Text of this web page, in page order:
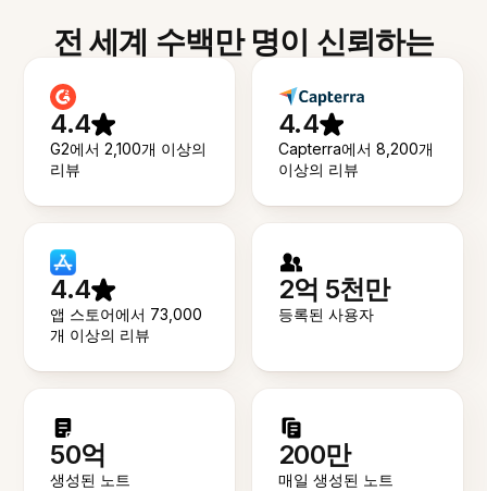
전 세계 수백만 명이 신뢰하는
4.4
G2에서 2,100개 이상의
리뷰
4.4
Capterra에서 8,200개
이상의 리뷰
4.4
앱 스토어에서 73,000
개 이상의 리뷰
2억 5천만
등록된 사용자
50억
생성된 노트
200만
매일 생성된 노트